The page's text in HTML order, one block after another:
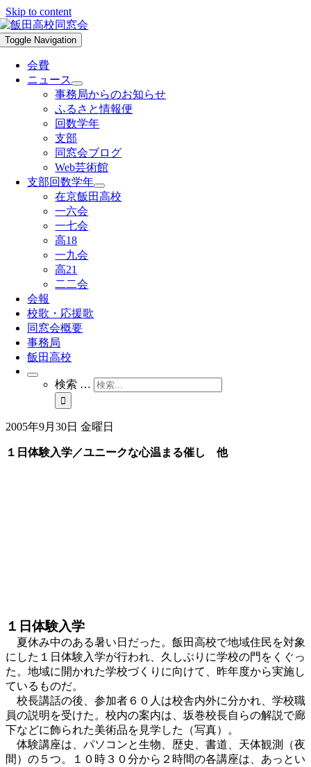
Skip to content
Toggle Navigation
会費
ニュース
事務局からのお知らせ
ふるさと情報便
回数学年
支部
同窓会ブログ
Web芸術館
支部回数学年
在京飯田高校
一六会
一七会
高18
一九会
高21
二二会
会報
校歌・応援歌
同窓会概要
事務局
飯田高校
検索 …
2005年9月30日 金曜日
１日体験入学／ユニークな心温まる催し 他
１日体験入学
夏休み中のある暑い日だった。飯田高校で地域住民を対象
にした１日体験入学が行われ、久しぶりに学校の門をくぐっ
た。地域に開かれた学校づくりに向けて、昨年度から実施し
ているものだ。
校長講話の後、参加者６０人は校舎内外に分かれ、学校職
員の説明を受けた。校内の案内は、坂巻校長自らの解説で廊
下などに飾られた美術品を見学した（写真）。
体験講座は、パソコンと生物、歴史、書道、天体観測（夜
間）の５つ。１０時３０分から２時間の各講座は、あっとい